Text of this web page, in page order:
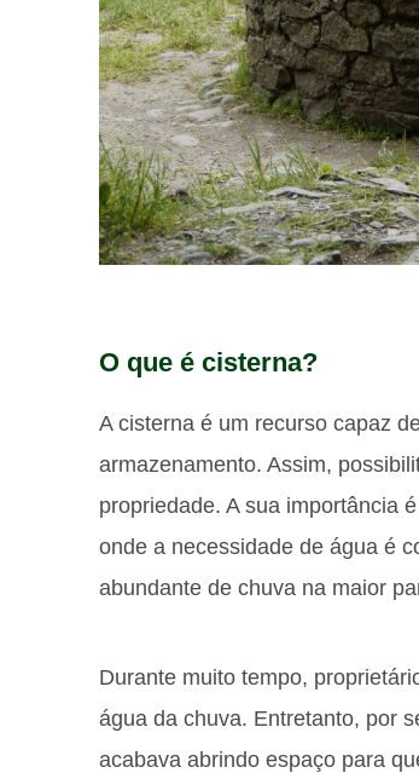
O que é cisterna?
A cisterna é um recurso capaz
armazenamento. Assim,
propriedade. A sua importância
onde a necessidade de água é
abundante de chuva na maior
Durante muito tempo,
água da chuva. Entretanto, por
acabava abrindo espaço para